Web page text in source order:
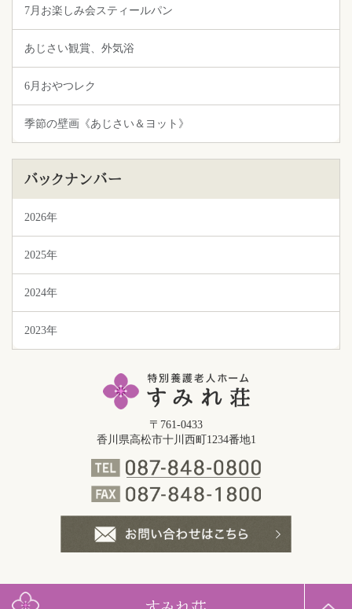
7月お楽しみ会スティールパン
あじさい観賞、外気浴
6月おやつレク
季節の壁画《あじさい＆ヨット》
バックナンバー
2026年
2025年
2024年
2023年
〒761-0433
香川県高松市十川西町1234番地1